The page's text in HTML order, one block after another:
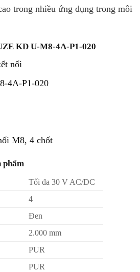
trong nhiều ứng dụng trong môi
KD U-M8-4A-P1-020
nối
4A-P1-020
M8, 4 chốt
phẩm
Tối đa 30 V AC/DC
4
Đen
2.000 mm
PUR
PUR